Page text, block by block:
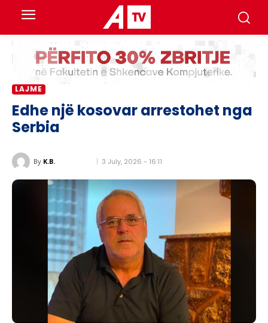
LAJME
Edhe një kosovar arrestohet nga
Serbia
By K.B. 3 July, 2026 - 16:11